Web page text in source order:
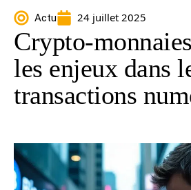
Actu 24 juillet 2025
Crypto-
les enjeux dans
transactions